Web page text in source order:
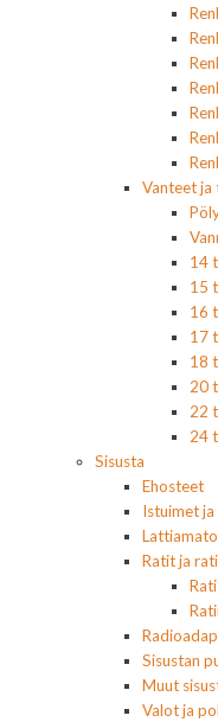
Vanteet
14
15
16
17
18
20
22
24
Sisusta
Ehosteet
Istuimet
Ratit ja
Sisustan
Muut
Valot ja